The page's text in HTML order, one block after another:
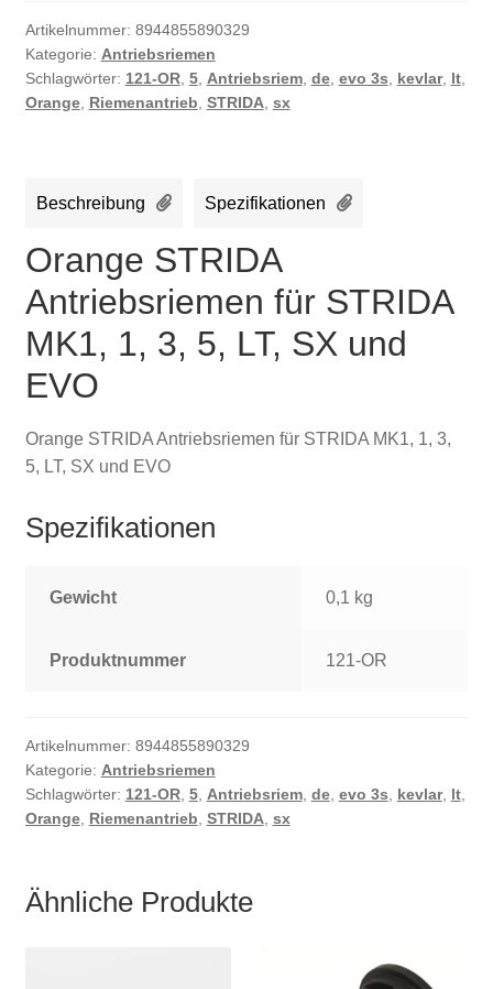
und
EVO
Menge
Artikelnummer: 8944855890329
Kategorie: Antriebsriemen
Schlagwörter: 121-OR, 5, Antriebsriem, de, evo 3s kevlar, lt,
Orange, Riemenantrieb STRIDA, sx
Beschreibung Spezifikationen
Orange STRIDA
Antriebsriemen für STRIDA
MK1, 1, 3, 5, LT, SX und
EVO
Orange STRIDA Antriebsriemen für STRIDA MK1, 1, 3,
5, LT, SX und EVO
Spezifikationen
Gewicht 0,1 kg
Produktnummer 121-OR
Artikelnummer: 8944855890329
Kategorie: Antriebsriemen
Schlagwörter: 121-OR, 5, Antriebsriem, de, evo 3s kevlar, lt,
Orange, Riemenantrieb STRIDA, sx
Ähnliche Produkte